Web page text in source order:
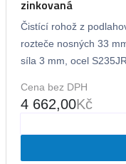
zinkovaná
Čistící rohož z
rozteče nosných 33
síla 3 mm, ocel
Cena bez DPH
4 662,00Kč